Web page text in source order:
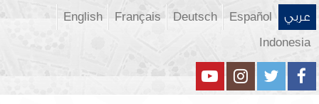
عربي Español
Deutsch
Français
English
Indonesia